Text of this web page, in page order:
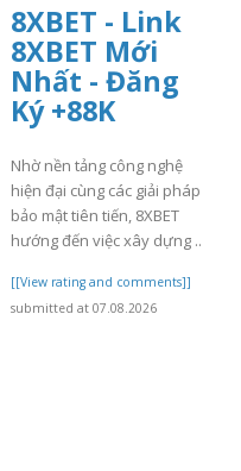
8XBET - Link
8XBET Mới
Nhất - Đăng
Ký +88K
Nhờ nền tảng công nghệ
hiện đại cùng các giải pháp
bảo mật tiên tiến, 8XBET
hướng đến việc xây dựng ..
[[View rating and comments]]
submitted at 07.08.2026